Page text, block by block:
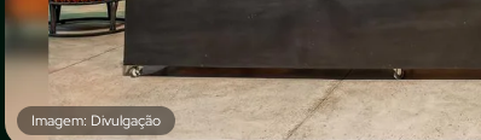
Imagem: Divulgação